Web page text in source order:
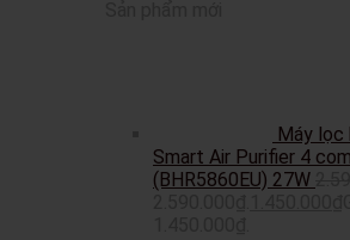
Máy lọc
Smart Air Purifier 4
(BHR5860EU) 27W